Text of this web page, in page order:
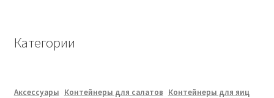
Категории
Аксессуары Контейнеры для салатов Контейнеры для яиц